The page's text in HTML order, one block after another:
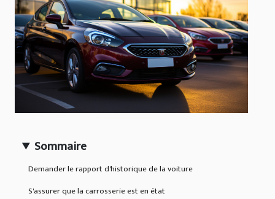
Sommaire
Demander le rapport d'historique de la voiture
S'assurer que la carrosserie est en état